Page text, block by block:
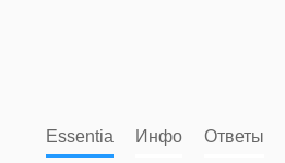
Essentia Инфо Ответы